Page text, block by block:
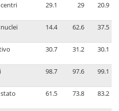
29.1 29 20.9
14.4 62.6 37.5
30.7 31.2 30.1
98.7 97.6 99.1
61.5 73.8 83.2